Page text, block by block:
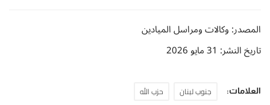
المصدر: وكالات ومراسل الميادين
تاريخ النشر: 31 مايو 2026
العلامات: جنوب لبنان حزب الله